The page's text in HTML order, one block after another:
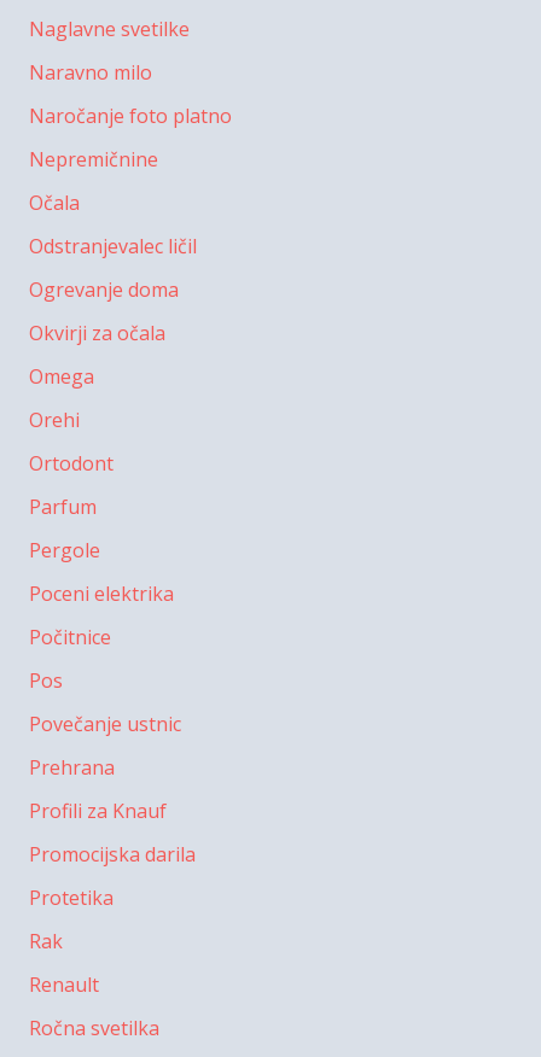
Naglavne svetilke
Naravno milo
Naročanje foto platno
Nepremičnine
Očala
Odstranjevalec ličil
Ogrevanje doma
Okvirji za očala
Omega
Orehi
Ortodont
Parfum
Pergole
Poceni elektrika
Počitnice
Pos
Povečanje ustnic
Prehrana
Profili za Knauf
Promocijska darila
Protetika
Rak
Renault
Ročna svetilka